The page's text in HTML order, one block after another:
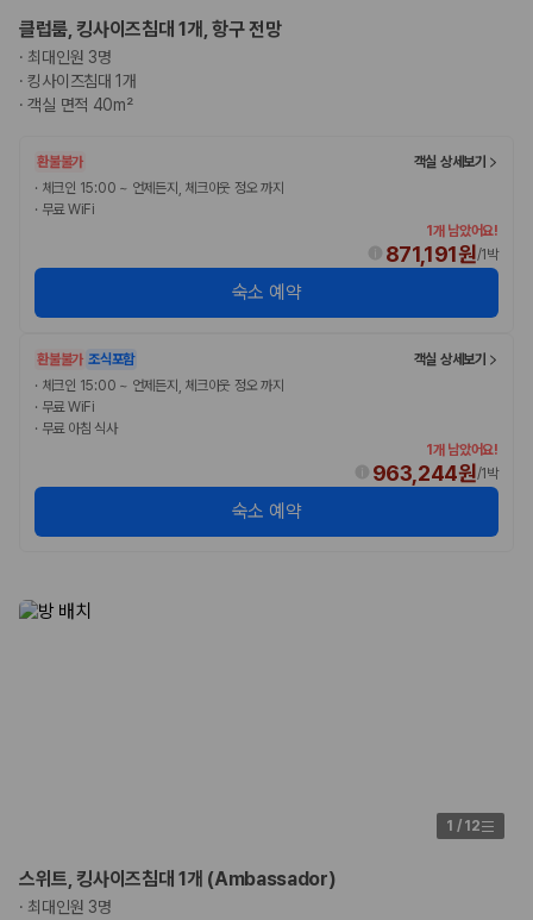
클럽룸, 킹사이즈침대 1개, 항구 전망
· 최대인원 3명
·킹사이즈침대 1개
·객실 면적 40m²
환불불가
객실 상세보기
· 체크인 15:00 ~ 언제든지, 체크아웃 정오 까지
· 무료 WiFi
1개 남았어요!
871,191원/1박
숙소 예약
환불불가 조식포함
객실 상세보기
· 체크인 15:00 ~ 언제든지, 체크아웃 정오 까지
· 무료 WiFi
· 무료 아침 식사
1개 남았어요!
963,244원/1박
숙소 예약
1 / 12
스위트, 킹사이즈침대 1개 (Ambassador)
· 최대인원 3명